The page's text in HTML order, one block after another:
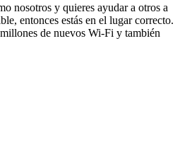
nosotros y quieres ayudar a otros a
entonces estás en el lugar correcto.
de nuevos Wi-Fi y también